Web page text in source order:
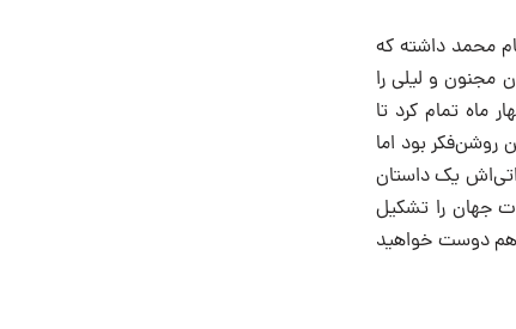
محمد داشته که
مجنون و لیلی را
را در کمتر از چهار ماه تمام کرد تا
روشن‌فکر بود ‌اما
یک داستان
جهان را تشکیل
هم دوست خواهید